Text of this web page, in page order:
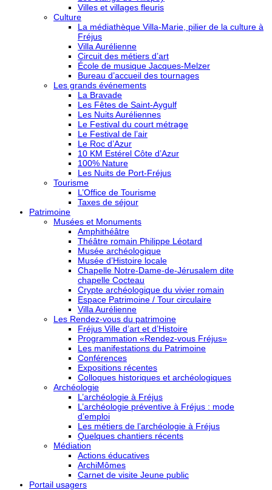
Villes et villages fleuris
Culture
La médiathèque Villa-Marie, pilier de la culture à
Fréjus
Villa Aurélienne
Circuit des métiers d’art
École de musique Jacques-Melzer
Bureau d’accueil des tournages
Les grands événements
La Bravade
Les Fêtes de Saint-Aygulf
Les Nuits Auréliennes
Le Festival du court métrage
Le Festival de l’air
Le Roc d’Azur
10 KM Estérel Côte d’Azur
100% Nature
Les Nuits de Port-Fréjus
Tourisme
L’Office de Tourisme
Taxes de séjour
Patrimoine
Musées et Monuments
Amphithéâtre
Théâtre romain Philippe Léotard
Musée archéologique
Musée d’Histoire locale
Chapelle Notre-Dame-de-Jérusalem dite
chapelle Cocteau
Crypte archéologique du vivier romain
Espace Patrimoine / Tour circulaire
Villa Aurélienne
Les Rendez-vous du patrimoine
Fréjus Ville d’art et d’Histoire
Programmation «Rendez-vous Fréjus»
Les manifestations du Patrimoine
Conférences
Expositions récentes
Colloques historiques et archéologiques
Archéologie
L’archéologie à Fréjus
L’archéologie préventive à Fréjus : mode
d’emploi
Les métiers de l’archéologie à Fréjus
Quelques chantiers récents
Médiation
Actions éducatives
ArchiMômes
Carnet de visite Jeune public
Portail usagers